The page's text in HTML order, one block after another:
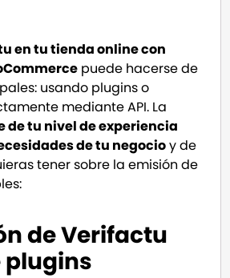
en tu tienda online con
puede hacerse de
usando plugins o
mediante API. La
de tu nivel de experiencia
de tu negocioy de
tener sobre la emisión de
de Verifactu